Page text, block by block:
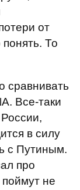
от
То
Все-таки
в силу
с Путиным.
про
не